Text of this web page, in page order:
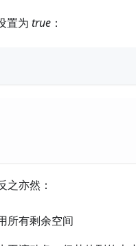
置为 true ：
亦然：
所有剩余空间